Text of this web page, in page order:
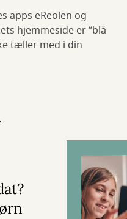
apps eReolen og
hjemmeside er ”blå
tæller med i din